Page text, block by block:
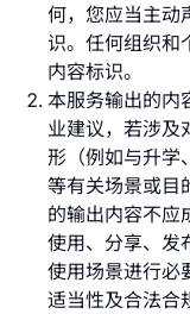
何，您应当主动
识。任何组织和
内容标识。
本服务输出的内
业建议，若涉及
形（例如与升学
等有关场景或目
的输出内容不应
使用、分享、发
使用场景进行必
适当性及合法合